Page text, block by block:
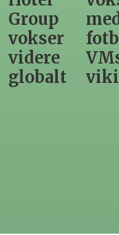
med
fotball-
VMs
til